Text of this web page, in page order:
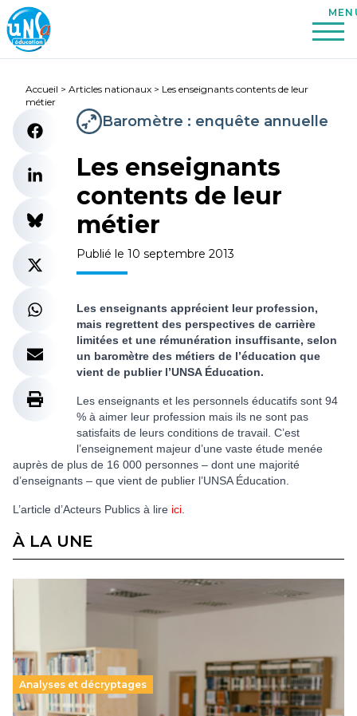
Accueil > Articles nationaux > Les enseignants contents de leur
métier
Baromètre : enquête annuelle
Les enseignants
contents de leur
métier
Publié le 10 septembre 2013
Les enseignants apprécient leur profession,
mais regrettent des perspectives de carrière
limitées et une rémunération insuffisante, selon
un baromètre des métiers de l’éducation que
vient de publier l’UNSA Éducation.
Les enseignants et les personnels éducatifs sont 94
% à aimer leur profession mais ils ne sont pas
satisfaits de leurs conditions de travail. C’est
l’enseignement majeur d’une vaste étude menée
auprès de plus de 16 000 personnes – dont une majorité
d’enseignants – que vient de publier l’UNSA Éducation.
L’article d’Acteurs Publics à lire ici
À LA UNE
Analyses et décryptages